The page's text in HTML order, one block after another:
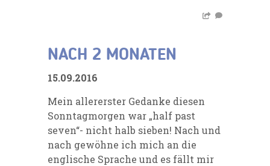
NACH 2 MONATEN
15.09.2016
Mein allererster Gedanke diesen
Sonntagmorgen war „half past
seven“- nicht halb sieben! Nach und
nach gewöhne ich mich an die
englische Sprache und es fällt mir